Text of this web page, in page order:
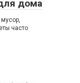
дома
часто